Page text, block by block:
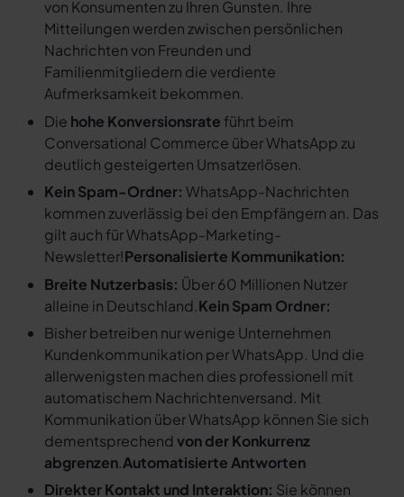
von Konsumenten zu Ihren Gunsten. Ihre
Mitteilungen werden zwischen persönlichen
Nachrichten von Freunden und
Familienmitgliedern die verdiente
Aufmerksamkeit bekommen.
Die hohe Konversionsrate führt beim
Conversational Commerce über WhatsApp zu
deutlich gesteigerten Umsatzerlösen.
Kein Spam-Ordner: WhatsApp-Nachrichten
kommen zuverlässig bei den Empfängern an. Das
gilt auch für WhatsApp-Marketing-
Newsletter!Personalisierte Kommunikation:
Breite Nutzerbasis: Über 60 Millionen Nutzer
alleine in Deutschland.Kein Spam Ordner:
Bisher betreiben nur wenige Unternehmen
Kundenkommunikation per WhatsApp. Und die
allerwenigsten machen dies professionell mit
automatischem Nachrichtenversand. Mit
Kommunikation über WhatsApp können Sie sich
dementsprechendvon der Konkurrenz
abgrenzen.Automatisierte Antworten
Direkter Kontakt und Interaktion: Sie können